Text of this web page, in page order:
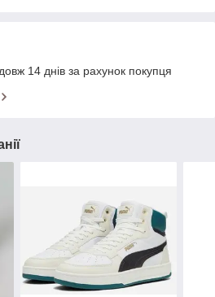
14 днів за рахунок покупця